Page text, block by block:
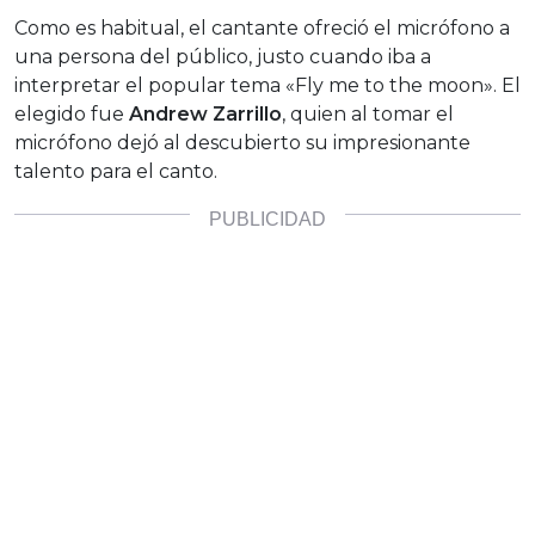
Como es habitual, el cantante ofreció el micrófono a
una persona del público, justo cuando iba a
interpretar el popular tema «Fly me to the moon». El
elegido fue Andrew Zarrillo, quien al tomar el
micrófono dejó al descubierto su impresionante
talento para el canto.